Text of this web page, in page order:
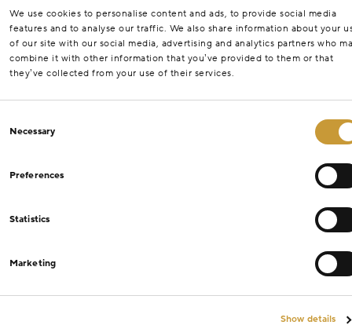
We use cookies to personalise content and ads, to provide social media
features and to analyse our traffic. We also share information about your
of our site with our social media, advertising and analytics partners who
combine it with other information that you’ve provided to them or that
they’ve collected from your use of their services.
Selection
Necessary
Preferences
Statistics
Marketing
Show details